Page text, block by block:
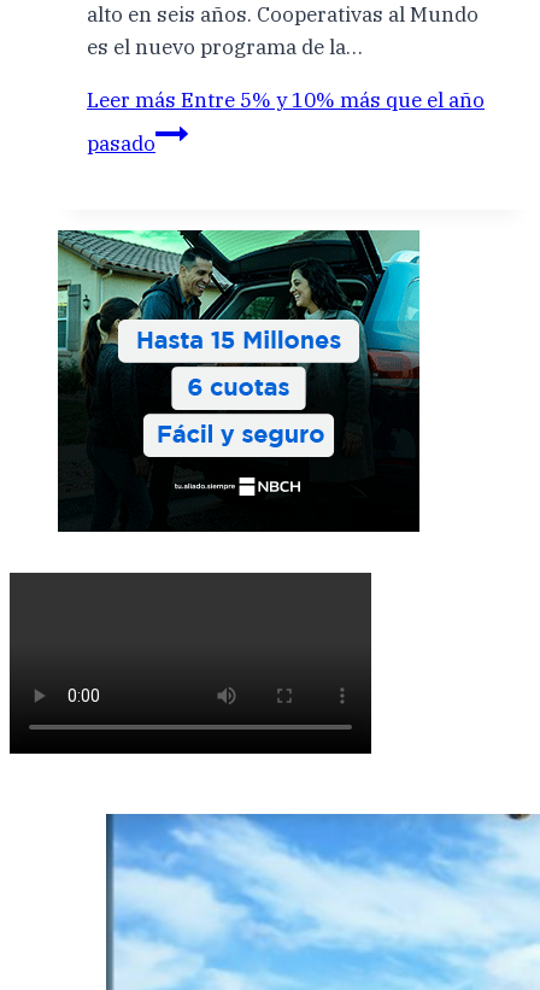
alto en seis años. Cooperativas al Mundo
es el nuevo programa de la…
Leer más Entre 5% y 10% más que el año
pasado